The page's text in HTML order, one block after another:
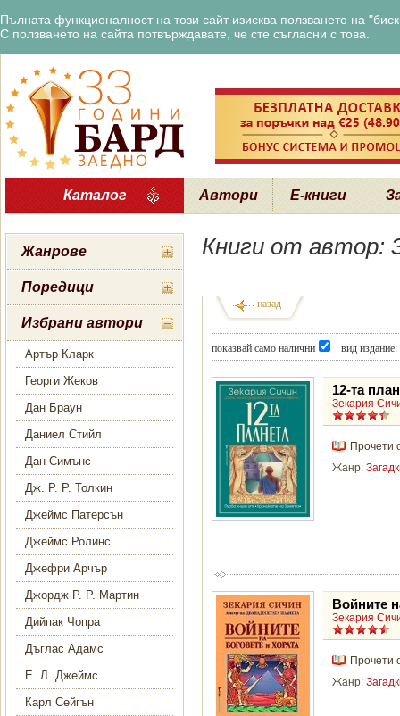
Пълната функционалност на този сайт изисква ползването на
С ползването на сайта потвърждавате, че сте съгласни с това.
Каталог Автори Е-книги
Жанрове
Поредици
Избрани автори
Артър Кларк
Георги Жеков
Дан Браун
Даниел Стийл
Дан Симънс
Дж. Р. Р. Толкин
Джеймс Патерсън
Джеймс Ролинс
Джефри Арчър
Джордж Р. Р. Мартин
Дийпак Чопра
Дъглас Адамс
Е. Л. Джеймс
Карл Сейгън
Книги от автор:
показвай само налични вид издание:
12-та
Зекария
Прочети
Жанр:
Войните
Зекария
Прочети
Жанр:
назад